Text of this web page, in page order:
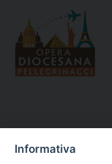
Informativa